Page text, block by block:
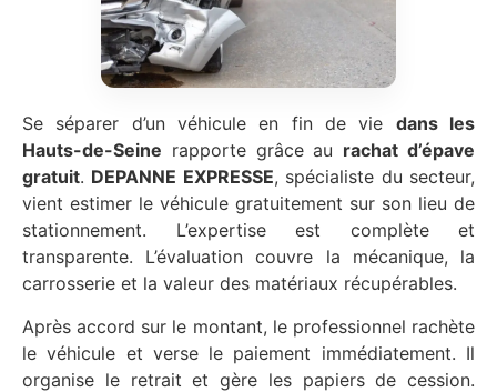
Se séparer d’un véhicule en fin de vie dans les
Hauts-de-Seine rapporte grâce au rachat d’épave
gratuit. DEPANNE EXPRESSE, spécialiste du secteur,
vient estimer le véhicule gratuitement sur son lieu de
stationnement. L’expertise est complète et
transparente. L’évaluation couvre la mécanique, la
carrosserie et la valeur des matériaux récupérables.
Après accord sur le montant, le professionnel rachète
le véhicule et verse le paiement immédiatement. Il
organise le retrait et gère les papiers de cession.